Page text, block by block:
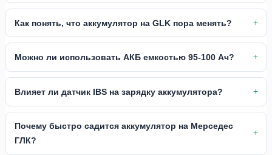
Как понять, что аккумулятор на GLK пора менять?
Можно ли использовать АКБ емкостью 95-100 Ач?
Влияет ли датчик IBS на зарядку аккумулятора?
Почему быстро садится аккумулятор на Мерседес
ГЛК?